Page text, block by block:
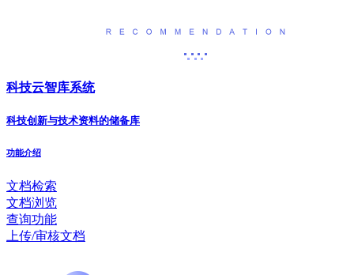
科技云智库系统
科技创新与技术资料的储备库
功能介绍
文档检索
文档浏览
查询功能
上传/审核文档